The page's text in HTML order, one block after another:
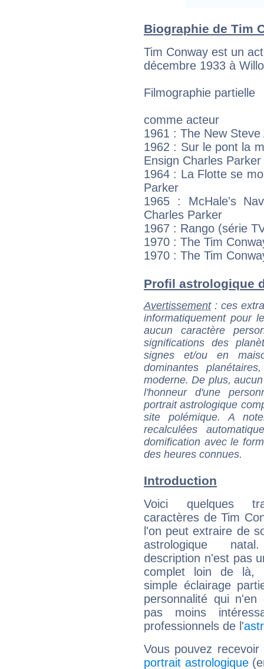
Biographie de Tim
Tim Conway est un
décembre 1933 à
Filmographie partielle
comme acteur
1961 : The New
1962 : Sur le pont la
Ensign Charles
1964 : La Flotte se
Parker
1965 : McHale's
Charles Parker
1967 : Rango (série
1970 : The Tim
1970 : The Tim
Profil astrologique
Avertissement: ces
informatiquement pour
aucun caractère
significations des
signes et/ou en
dominantes
moderne. De plus,
l'honneur d'une
portrait astrologique
site polémique. A
recalculées
domification avec le
des heures connues.
Introduction
Voici quelques
caractères de Tim
l'on peut extraire de
astrologique
description n'est pas
complet loin de là,
simple éclairage
personnalité qui n'en
pas moins
professionnels de l'
Vous pouvez
portrait astrologique